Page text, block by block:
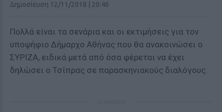
Δημοσίευση 12/11/2018 | 20:46
Πολλά είναι τα σενάρια και οι εκτιμήσεις για τον
υποψήφιο Δήμαρχο Αθήνας που θα ανακοινώσει ο
ΣΥΡΙΖΑ, ειδικά μετά από όσα φέρεται να έχει
δηλώσει ο Τσίπρας σε παρασκηνιακούς διαλόγους.